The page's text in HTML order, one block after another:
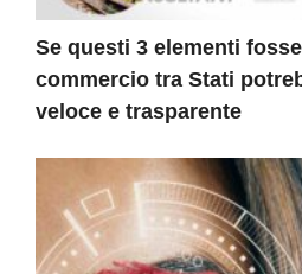
Se questi 3 elementi
commercio tra Stati
veloce e trasparente